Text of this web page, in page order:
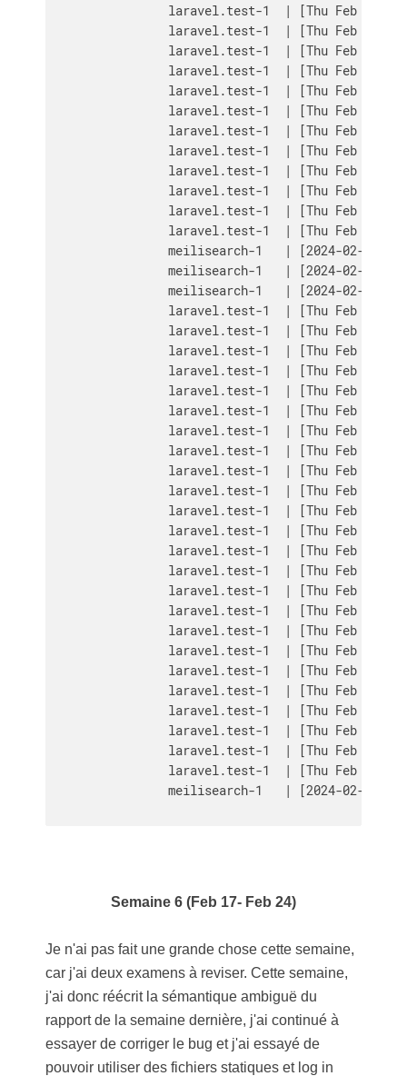
laravel.test-1  | [Thu Feb 15
laravel.test-1  | [Thu Feb 15
laravel.test-1  | [Thu Feb 15
laravel.test-1  | [Thu Feb 15
laravel.test-1  | [Thu Feb 15
laravel.test-1  | [Thu Feb 15
laravel.test-1  | [Thu Feb 15
laravel.test-1  | [Thu Feb 15
laravel.test-1  | [Thu Feb 15
laravel.test-1  | [Thu Feb 15
laravel.test-1  | [Thu Feb 15
laravel.test-1  | [Thu Feb 15
meilisearch-1   | [2024-02-
meilisearch-1   | [2024-02-
meilisearch-1   | [2024-02-
laravel.test-1  | [Thu Feb 15
laravel.test-1  | [Thu Feb 15
laravel.test-1  | [Thu Feb 15
laravel.test-1  | [Thu Feb 15
laravel.test-1  | [Thu Feb 15
laravel.test-1  | [Thu Feb 15
laravel.test-1  | [Thu Feb 15
laravel.test-1  | [Thu Feb 15
laravel.test-1  | [Thu Feb 15
laravel.test-1  | [Thu Feb 15
laravel.test-1  | [Thu Feb 15
laravel.test-1  | [Thu Feb 15
laravel.test-1  | [Thu Feb 15
laravel.test-1  | [Thu Feb 15
laravel.test-1  | [Thu Feb 15
laravel.test-1  | [Thu Feb 15
laravel.test-1  | [Thu Feb 15
laravel.test-1  | [Thu Feb 15
laravel.test-1  | [Thu Feb 15
laravel.test-1  | [Thu Feb 15
laravel.test-1  | [Thu Feb 15
laravel.test-1  | [Thu Feb 15
laravel.test-1  | [Thu Feb 15
laravel.test-1  | [Thu Feb 15
meilisearch-1   | [2024-02-
Semaine 6 (Feb 17- Feb 24)
Je n'ai pas fait une grande chose cette semaine,
car j'ai deux examens à reviser. Cette semaine,
j'ai donc réécrit la sémantique ambiguë du
rapport de la semaine dernière, j'ai continué à
essayer de corriger le bug et j'ai essayé de
pouvoir utiliser des fichiers statiques et log in